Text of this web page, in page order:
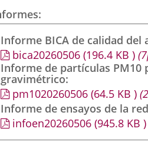
Informe BICA de calidad del
bica20260506 (196.4 KB )
Informe de partículas PM10
gravimétrico
pm1020260506 (64.5 KB )
Informe de ensayos de la red
infoen20260506 (945.8 KB )